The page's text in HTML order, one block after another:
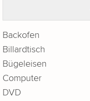
Backofen
Billardtisch
Bügeleisen
Computer
DVD